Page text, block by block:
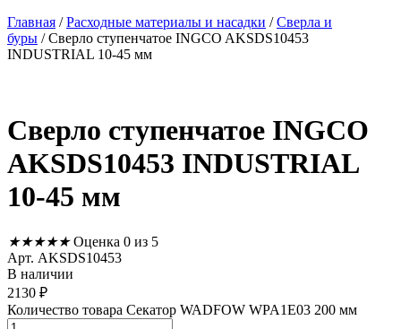
Главная /Расходные материалы и насадки /Сверла и
буры / Сверло ступенчатое INGCO AKSDS10453
INDUSTRIAL 10-45 мм
Сверло ступенчатое INGCO
AKSDS10453 INDUSTRIAL
10-45 мм
★★★★★ Оценка 0 из 5
Арт. AKSDS10453
В наличии
2130 ₽
Количество товара Секатор WADFOW WPA1E03 200 мм